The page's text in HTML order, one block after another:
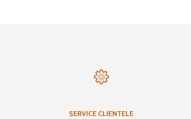
SERVICE CLIENTELE